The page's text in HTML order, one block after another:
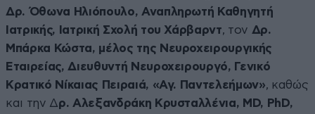
Δρ. Όθωνα Ηλιόπουλο, Αναπληρωτή Καθηγητή
Ιατρικής, Ιατρική Σχολή του Χάρβαρντ, τον Δρ.
Μπάρκα Κώστα, μέλος της Νευροχειρουργικής
Εταιρείας, Διευθυντή Νευροχειρουργό, Γενικό
Κρατικό Νίκαιας Πειραιά, «Αγ. Παντελεήμων», καθώς
και την Δρ. Αλεξανδράκη Κρυσταλλένια, MD, PhD,